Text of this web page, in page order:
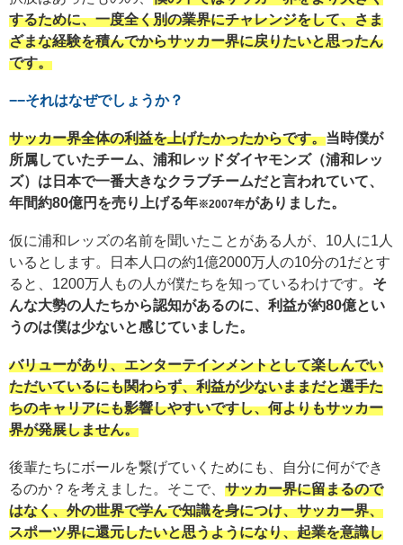
するために、一度全く別の業界にチャレンジをして、さま
ざまな経験を積んでからサッカー界に戻りたいと思ったん
です。
−−それはなぜでしょうか？
サッカー界全体の利益を上げたかったからです。当時僕が
所属していたチーム、浦和レッドダイヤモンズ（浦和レッ
ズ）は日本で一番大きなクラブチームだと言われていて、
年間約80億円を売り上げる年※2007年がありました。
仮に浦和レッズの名前を聞いたことがある人が、10人に1人
いるとします。日本人口の約1億2000万人の10分の1だとす
ると、1200万人もの人が僕たちを知っているわけです。 そ
んな大勢の人たちから認知があるのに、利益が約80億とい
うのは僕は少ないと感じていました。
バリューがあり、エンターテインメントとして楽しんでい
ただいているにも関わらず、利益が少ないままだと選手た
ちのキャリアにも影響しやすいですし、何よりもサッカー
界が発展しません。
後輩たちにボールを繋げていくためにも、自分に何ができ
るのか？を考えました。そこで、 サッカー界に留まるので
はなく、外の世界で学んで知識を身につけ、サッカー界、
スポーツ界に還元したいと思うようになり、起業を意識し